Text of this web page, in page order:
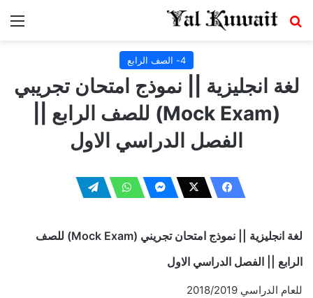
بحث عن
4- الصف الرابع
لغة انجليزية || نموذج امتحان تجريبي
(Mock Exam) للصف الرابع ||
الفصل الدراسي الاول
لغة انجليزية || نموذج امتحان تجريني (Mock Exam) للصف
الرابع || الفصل الدراسي الاول
للعام الدراسي 2018/2019